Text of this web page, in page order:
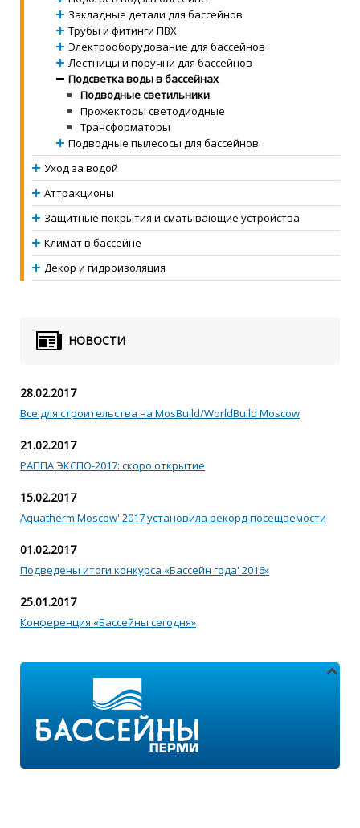
Закладные детали для бассейнов
Трубы и фитинги ПВХ
Электрооборудование для бассейнов
Лестницы и поручни для бассейнов
Подсветка воды в бассейнах
Подводные светильники
Прожекторы светодиодные
Трансформаторы
Подводные пылесосы для бассейнов
Уход за водой
Аттракционы
Защитные покрытия и сматывающие устройства
Климат в бассейне
Декор и гидроизоляция
НОВОСТИ
28.02.2017
Все для строительства на MosBuild/WorldBuild Moscow
21.02.2017
РАППА ЭКСПО-2017: скоро открытие
15.02.2017
Aquatherm Moscow' 2017 установила рекорд посещаемости
01.02.2017
Подведены итоги конкурса «Бассейн года' 2016»
25.01.2017
Конференция «Бассейны сегодня»